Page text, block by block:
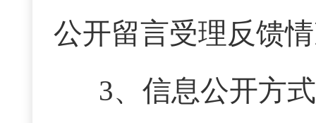
公开留言受理反馈
3、信息公开方